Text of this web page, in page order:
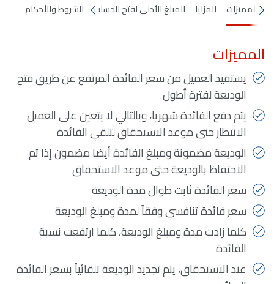
المميزات المزايا المبلغ الأدنى لفتح الحساب الشروط والأحكام
المميزات
يستفيد العميل من سعر الفائدة المرتفع عن طريق فتح
الوديعة لفترة أطول
يتم دفع الفائدة شهريا، وبالتالي لا يتعين على العميل
الانتظار حتى موعد الاستحقاق لتلقي الفائدة
الوديعة مضمونة ومبلغ الفائدة أيضا مضمون إذا تم
الاحتفاظ بالوديعة حتى موعد الاستحقاق
سعر الفائدة ثابت طوال مدة الوديعة
سعر فائدة تنافسي وفقاً لمدة ومبلغ الوديعة
كلما زادت مدة ومبلغ الوديعة، كلما ارتفعت نسبة
الفائدة
عند الاستحقاق، يتم تجديد الوديعة تلقائياً بسعر الفائدة